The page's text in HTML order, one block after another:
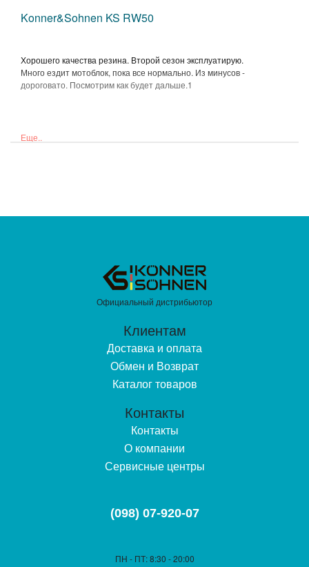
Konner&Sohnen KS RW50
Хорошего качества резина. Второй сезон эксплуатирую.
Много ездит мотоблок, пока все нормально. Из минусов -
дороговато. Посмотрим как будет дальше.1
Еще..
Официальный дистрибьютор
Клиентам
Доставка и оплата
Обмен и Возврат
Каталог товаров
Контакты
Контакты
О компании
Сервисные центры
(098) 07-920-07
ПН - ПТ: 8:30 - 20:00